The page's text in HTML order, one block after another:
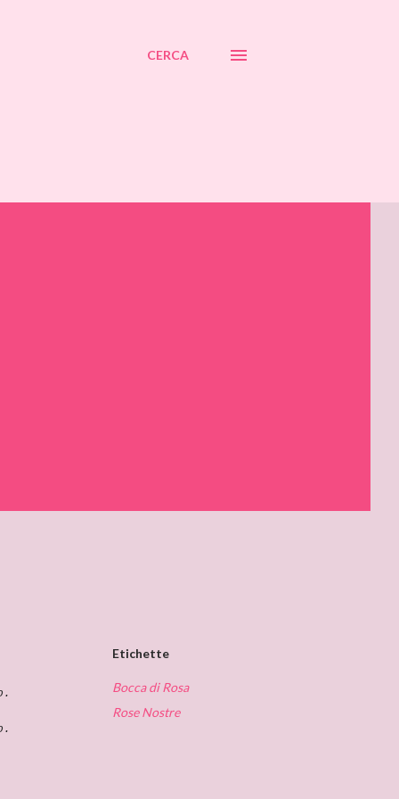
CERCA
Etichette
Bocca di Rosa
Rose Nostre